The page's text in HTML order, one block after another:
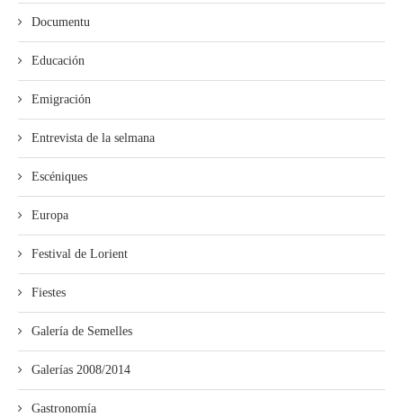
Documentu
Educación
Emigración
Entrevista de la selmana
Escéniques
Europa
Festival de Lorient
Fiestes
Galería de Semelles
Galerías 2008/2014
Gastronomía